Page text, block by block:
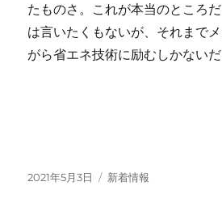
たものさ。これが本当のところ
は言いたくもないが、それまで
がら省エネ技術に励むしかないだ
投
2021年5月3日
カ
新着情報